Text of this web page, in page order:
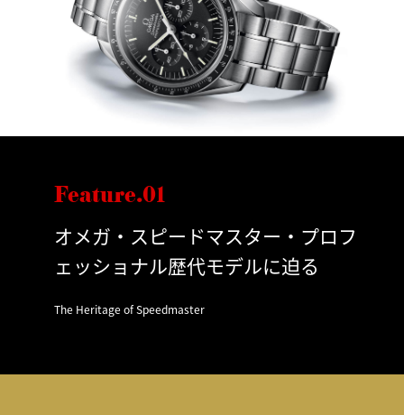
Feature.01
オメガ・スピードマスター・プロフ
ェッショナル歴代モデルに迫る
The Heritage of Speedmaster